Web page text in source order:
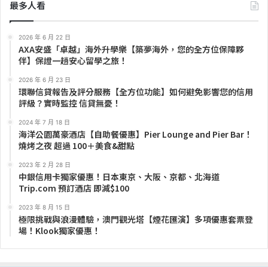
最多人看
2026 年 6 月 22 日
AXA安盛「卓越」海外升學樂【築夢海外，您的全方位保障夥
伴】保證一趟安心留學之旅！
2026 年 6 月 23 日
環聯信貸報告及評分服務【全方位功能】如何避免影響您的信用
評級？實時監控 信貸無憂！
2024 年 7 月 18 日
海洋公園萬豪酒店【自助餐優惠】Pier Lounge and Pier Bar！
燒烤之夜 超過 100＋美食&甜點
2023 年 2 月 28 日
中銀信用卡獨家優惠！日本東京、大阪、京都、北海道
Trip.com 預訂酒店 即減$100
2023 年 8 月 15 日
極限挑戰與浪漫體驗，澳門觀光塔【煙花匯演】多項優惠套票登
場！Klook獨家優惠！